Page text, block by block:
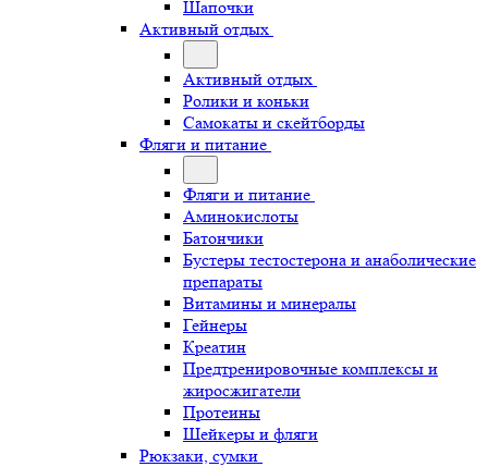
Шапочки
Активный отдых
Активный отдых
Ролики и коньки
Самокаты и скейтборды
Фляги и питание
Фляги и питание
Аминокислоты
Батончики
Бустеры тестостерона и анаболические
препараты
Витамины и минералы
Гейнеры
Креатин
Предтренировочные комплексы и
жиросжигатели
Протеины
Шейкеры и фляги
Рюкзаки, сумки